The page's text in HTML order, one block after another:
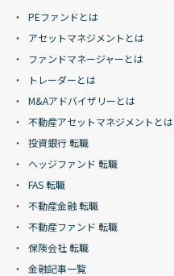
PEファンドとは
アセットマネジメントとは
ファンドマネージャーとは
トレーダーとは
M&Aアドバイザリーとは
不動産アセットマネジメントとは
投資銀行 転職
ヘッジファンド 転職
FAS 転職
不動産金融 転職
不動産ファンド 転職
保険会社 転職
金融記事一覧